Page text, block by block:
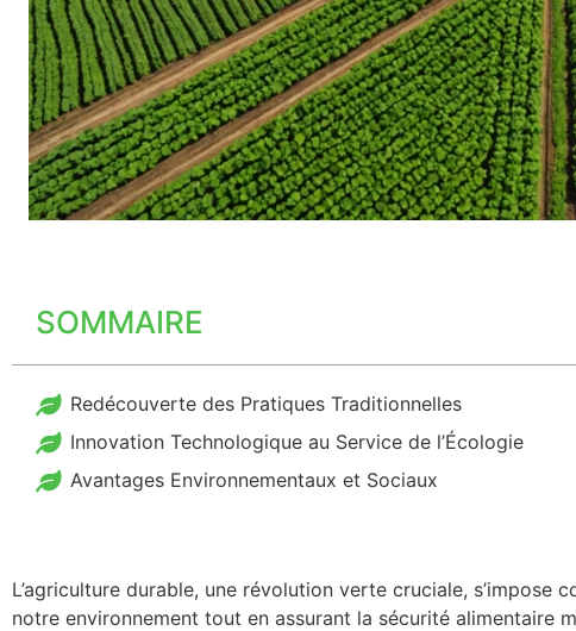
SOMMAIRE
Redécouverte des Pratiques Traditionnelles
Innovation Technologique au Service de l’Écologie
Avantages Environnementaux et Sociaux
L’agriculture durable, une révolution verte cruciale, s’impose
notre environnement tout en assurant la sécurité alimentaire